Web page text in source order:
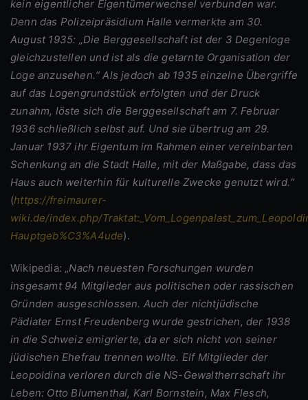
kein eigentlicher Eigentümerwechsel verbunden war.
Denn das Polizeipräsidium Halle vermerkte am 30.
August 1935: „Die Berggesellschaft ist der 3 Degenloge
gleichzustellen und ist als die getarnte Organisation der
Loge anzusehen.“ Als jedoch ab 1935 einzelne Übergriffe
auf das Logengrundstück erfolgten und der Druck
zunahm, löste sich die Berggesellschaft am 7. Februar
1936 schließlich selbst auf. Und sie übertrug am 29.
Januar 1937 ihr Eigentum im Rahmen einer vereinbarten
Schenkung an die Stadt Halle, mit der Maßgabe, dass das
Haus auch weiterhin für kulturelle Zwecke genutzt wird.“
(https://freimaurer-
wiki.de/index.php/
Hauptgeb%C3%A4ude).
Wikipedia: „Nach neuesten Forschungen wurden
insgesamt 94 Mitglieder aus politischen oder rassischen
Gründen ausgeschlossen. Auch der nichtjüdische
Pädiater Ernst Freudenberg wurde gestrichen, der 1938
in die Schweiz emigrierte, da er sich nicht von seiner
jüdischen Ehefrau trennen wollte. Elf Mitglieder der
Leopoldina verloren durch die NS-Gewaltherrschaft ihr
Leben: Otto Blumenthal, Karl Bornstein, Max Flesch,